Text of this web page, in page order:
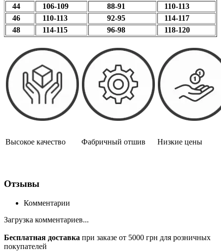
44
106-109 88-91
110-113
46
110-113 92-95
114-117
48
114-115 96-98 118-120
Высокое качество Фабричный отшив Низкие цены
Отзывы
Комментарии
Загрузка комментариев...
Бесплатная доставка при заказе от 5000 грн для розничных
покупателей